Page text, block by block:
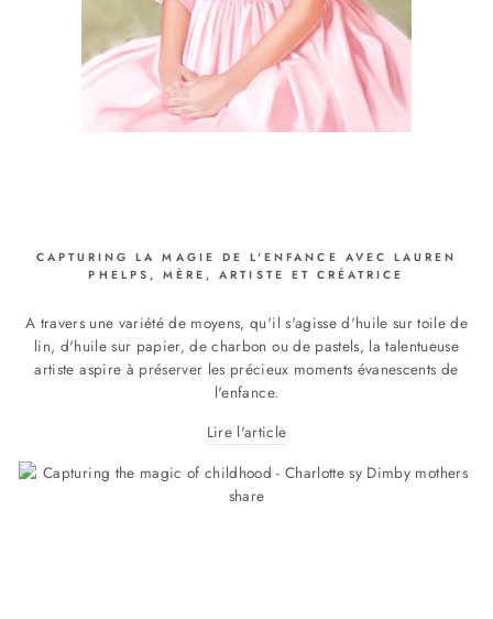
CAPTURING LA MAGIE DE L'ENFANCE AVEC LAUREN
PHELPS, MÈRE, ARTISTE ET CRÉATRICE
A travers une variété de moyens, qu'il s'agisse d'huile sur toile de
lin, d'huile sur papier, de charbon ou de pastels, la talentueuse
artiste aspire à préserver les précieux moments évanescents de
l'enfance.
Lire l'article